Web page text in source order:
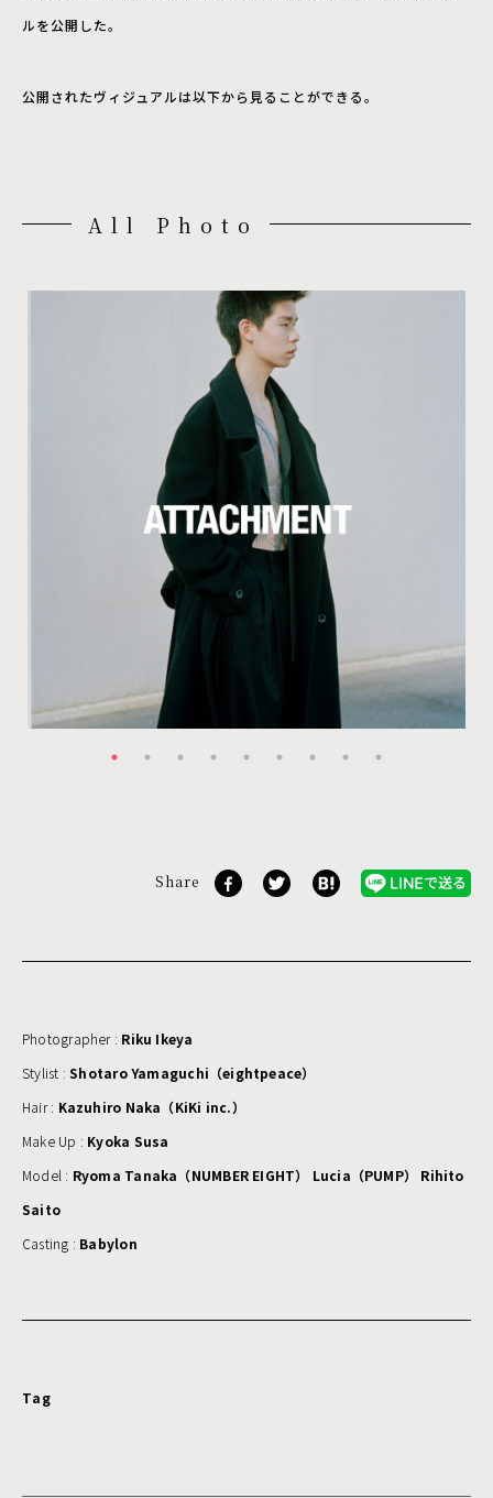
ルを公開した。
公開されたヴィジュアルは以下から見ることができる。
All Photo
Share
Photographer : Riku Ikeya
Stylist :Shotaro Yamaguchi（eightpeace）
Hair : Kazuhiro Naka（KiKi inc.）
Make Up : Kyoka Susa
Model : Ryoma Tanaka（NUMBER EIGHT） Lucia（PUMP） Rihito
Saito
Casting : Babylon
Tag